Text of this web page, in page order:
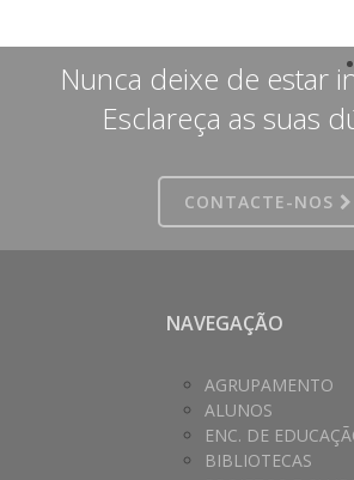
Nunca deixe de estar
Esclareça as suas
CONTACTE-NOS
NAVEGAÇÃO
AGRUPAMENTO
ALUNOS
ENC. DE
BIBLIOTECAS